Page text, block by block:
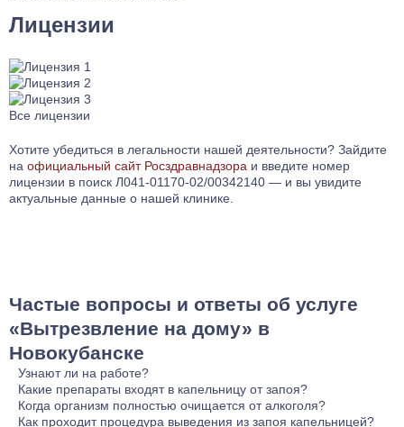
Лицензии
Все лицензии
Хотите убедиться в легальности нашей деятельности? Зайдите
на официальный сайт Росздравнадзора и введите номер
лицензии в поиск Л041-01170-02/00342140 — и вы увидите
актуальные данные о нашей клинике.
Частые вопросы и ответы об услуге
«Вытрезвление на дому» в
Новокубанске
Узнают ли на работе?
Абсолютно нет. Мы не передаем информацию третьим
лицам, не выдаем справок, которые могут вас
скомпрометировать. При необходимости мы предоставляем
Какие препараты входят в капельницу от запоя?
В капельницу от запоя обычно включаются препараты для
восстановления электролитного баланса, устранения
Когда организм полностью очищается от алкоголя?
Организм полностью очищается от алкоголя в течение 24-48
Как проходит процедура выведения из запоя капельницей?